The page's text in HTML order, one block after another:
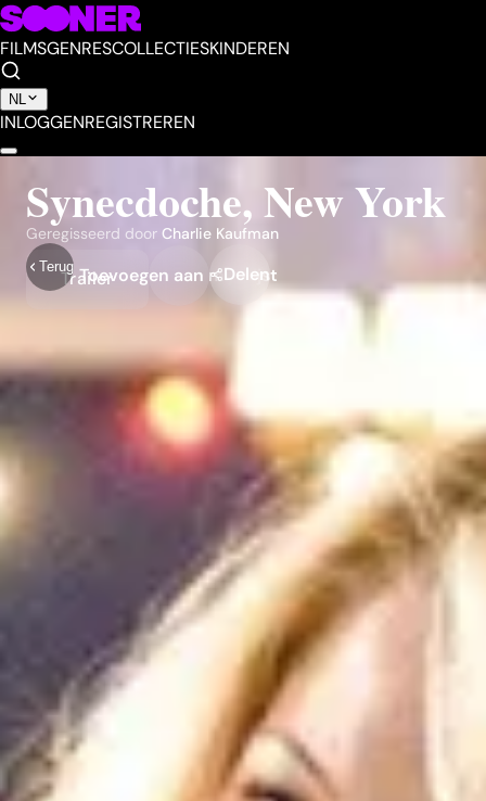
FILMSGENRESCOLLECTIESKINDEREN
NL
INLOGGENREGISTREREN
Terug
Synecdoche, New York
Geregisseerd door Charlie Kaufman
Trailer
Toevoegen aan mijn lijst
Delen